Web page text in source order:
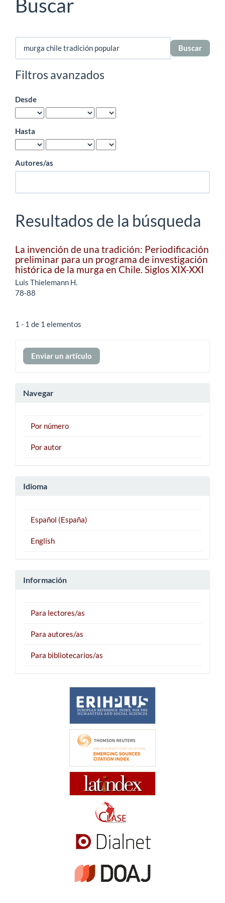
Buscar
Buscar
artículos
por
Filtros avanzados
Desde
Hasta
Autores/as
Resultados de la búsqueda
La invención de una tradición: Periodificación
preliminar para un programa de investigación
histórica de la murga en Chile. Siglos XIX-XXI
Luis Thielemann H.
78-88
1 - 1 de 1 elementos
Enviar
un
Enviar un artículo
Navegar
Por número
Por autor
Idioma
Español (España)
English
Información
Para lectores/as
Para autores/as
Para bibliotecarios/as